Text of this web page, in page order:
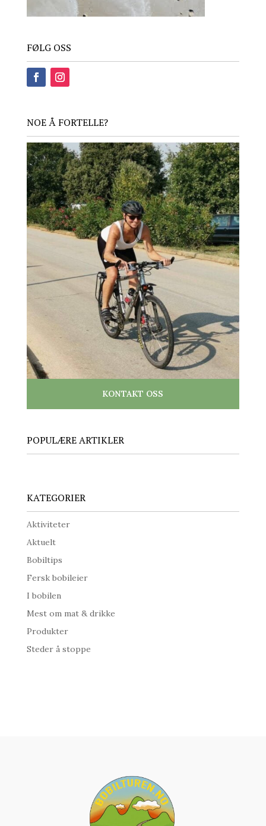
FØLG OSS
NOE Å FORTELLE?
KONTAKT OSS
POPULÆRE ARTIKLER
KATEGORIER
Aktiviteter
Aktuelt
Bobiltips
Fersk bobileier
I bobilen
Mest om mat & drikke
Produkter
Steder å stoppe